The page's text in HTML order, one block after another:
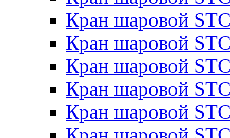
Кран шаровой
Кран шаровой
Кран шаровой
Кран шаровой
Кран шаровой